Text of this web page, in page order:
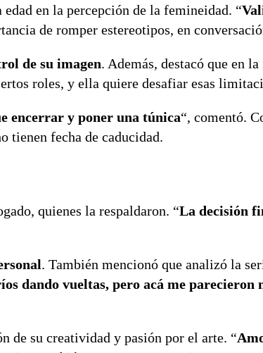
en la percepción de la femineidad. “
de romper estereotipos, en
de su imagen. Además, destacó que en
roles, y ella quiere desafiar esas
encerrar y poner una túnica“, comentó.
tienen fecha de caducidad.
quienes la respaldaron. “La decisión
. También mencionó que analizó la
dando vueltas, pero acá me parecieron
de su creatividad y pasión por el arte. “